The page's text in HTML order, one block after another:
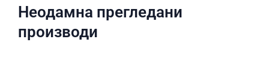
Неодамна прегледани
производи